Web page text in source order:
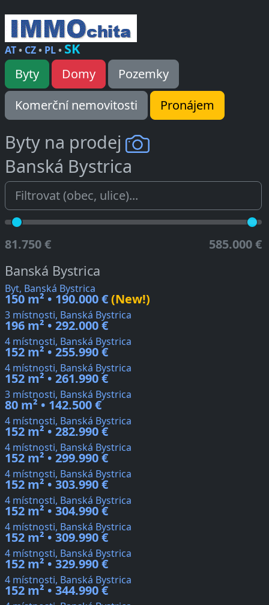
AT• CZ• PL• SK
Byty Domy
Pozemky
Komerční nemovitosti
Pronájem
Byty na prodej
Banská Bystrica
81.750 € 585.000 €
Banská Bystrica
Byt, Banská Bystrica
150 m² • 190.000 €(New!)
3 místnosti, Banská Bystrica
196 m² • 292.000 €
4 místnosti, Banská Bystrica
152 m² • 255.990 €
4 místnosti, Banská Bystrica
152 m² • 261.990 €
3 místnosti, Banská Bystrica
80 m² • 142.500 €
4 místnosti, Banská Bystrica
152 m² • 282.990 €
4 místnosti, Banská Bystrica
152 m² • 299.990 €
4 místnosti, Banská Bystrica
152 m² • 303.990 €
4 místnosti, Banská Bystrica
152 m² • 304.990 €
4 místnosti, Banská Bystrica
152 m² • 309.990 €
4 místnosti, Banská Bystrica
152 m² • 329.990 €
4 místnosti, Banská Bystrica
152 m² • 344.990 €